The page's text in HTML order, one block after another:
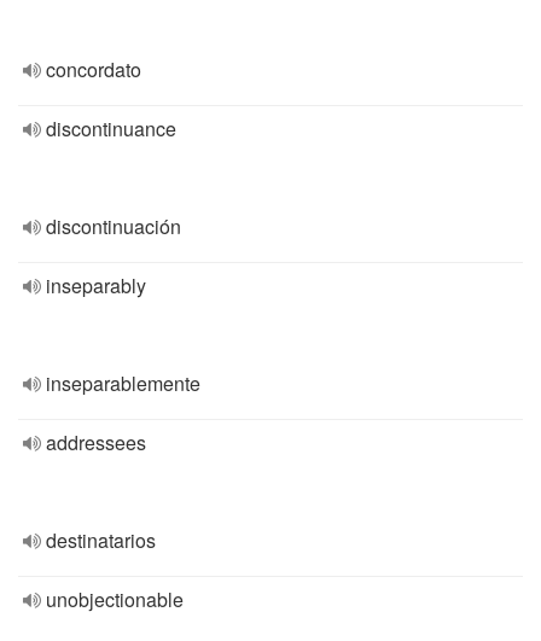
concordato
discontinuance
discontinuación
inseparably
inseparablemente
addressees
destinatarios
unobjectionable